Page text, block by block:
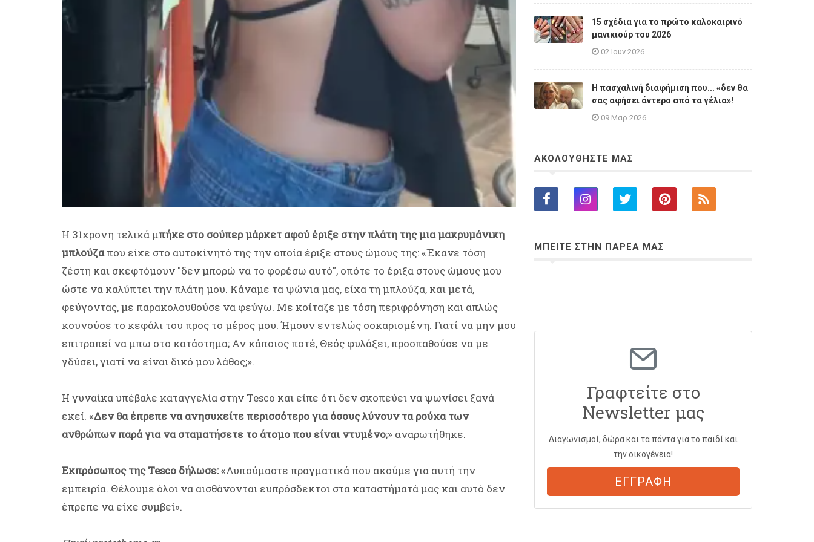
Η 31χρονη τελικά μπήκε στο σούπερ μάρκετ αφού έριξε στην πλάτη της μια μακρυμάνικη
μπλούζαπου είχε στο αυτοκίνητό της την οποία έριξε στους ώμους της: «Έκανε τόση
ζέστη και σκεφτόμουν "δεν μπορώ να το φορέσω αυτό", οπότε το έριξα στους ώμους μου
ώστε να καλύπτει την πλάτη μου. Κάναμε τα ψώνια μας, είχα τη μπλούζα, και μετά,
φεύγοντας, με παρακολουθούσε να φεύγω. Με κοίταζε με τόση περιφρόνηση και απλώς
κουνούσε το κεφάλι του προς το μέρος μου. Ήμουν εντελώς σοκαρισμένη. Γιατί να μην μου
επιτραπεί να μπω στο κατάστημα; Αν κάποιος ποτέ, Θεός φυλάξει, προσπαθούσε να με
γδύσει, γιατί να είναι δικό μου λάθος;».
Η γυναίκα υπέβαλε καταγγελία στην Tesco και είπε ότι δεν σκοπεύει να ψωνίσει ξανά
εκεί. «Δεν θα έπρεπε να ανησυχείτε περισσότερο για όσους λύνουν τα ρούχα των
ανθρώπων παρά για να σταματήσετε το άτομο που είναι ντυμένο;» αναρωτήθηκε.
Εκπρόσωπος της Tesco δήλωσε:«Λυπούμαστε πραγματικά που ακούμε για αυτή την
εμπειρία. Θέλουμε όλοι να αισθάνονται ευπρόσδεκτοι στα καταστήματά μας και αυτό δεν
έπρεπε να είχε συμβεί».
15 σχέδια για το πρώτο καλοκαιρινό
μανικιούρ του 2026
02 Ιουν 2026
Η πασχαλινή διαφήμιση που... «δεν θα
σας αφήσει άντερο από τα γέλια»!
09 Μαρ 2026
ΑΚΟΛΟΥΘΗΣΤΕ ΜΑΣ
ΜΠΕΙΤΕ ΣΤΗΝ ΠΑΡΕΑ ΜΑΣ
Γραφτείτε στο
Newsletter μας
Διαγωνισμοί, δώρα και τα πάντα για το παιδί και
την οικογένεια!
ΕΓΓΡΑΦΗ